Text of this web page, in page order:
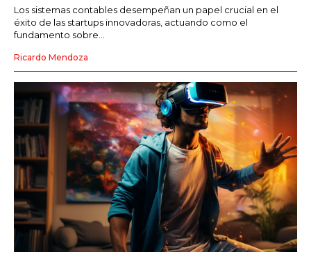
Los sistemas contables desempeñan un papel crucial en el
éxito de las startups innovadoras, actuando como el
fundamento sobre...
Ricardo Mendoza